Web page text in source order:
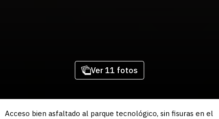
Ver 11 fotos
Acceso bien asfaltado al parque tecnológico, sin fisuras en el